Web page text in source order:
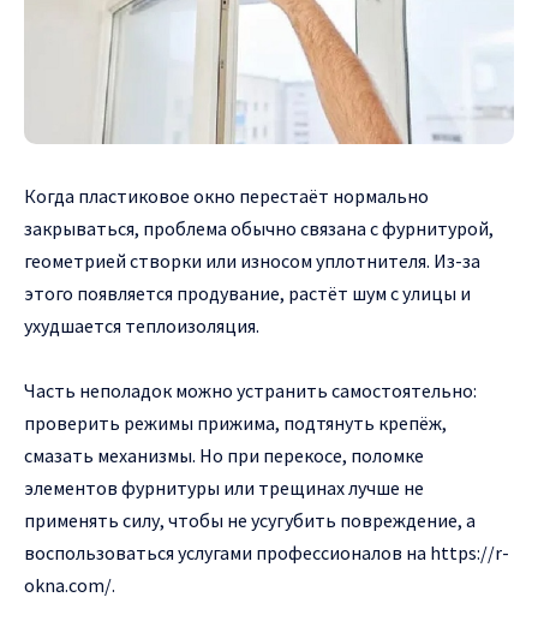
Когда пластиковое окно перестаёт нормально
закрываться, проблема обычно связана с фурнитурой,
геометрией створки или износом уплотнителя. Из-за
этого появляется продувание, растёт шум с улицы и
ухудшается теплоизоляция.
Часть неполадок можно устранить самостоятельно:
проверить режимы прижима, подтянуть крепёж,
смазать механизмы. Но при перекосе, поломке
элементов фурнитуры или трещинах лучше не
применять силу, чтобы не усугубить повреждение, а
воспользоваться услугами профессионалов на https://r-
okna.com/.